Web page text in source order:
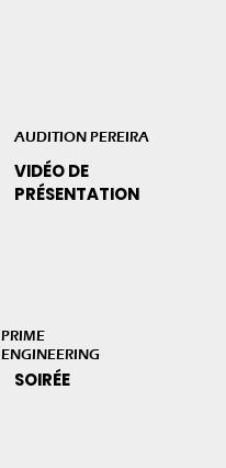
AUDITION PEREIRA
VIDÉO DE
PRÉSENTATION
PRIME
ENGINEERING
SOIRÉE